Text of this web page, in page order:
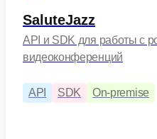
SaluteJazz
API и SDK для работы с
видеоконференций
API SDK On-premise